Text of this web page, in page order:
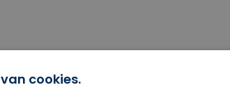
cookies.